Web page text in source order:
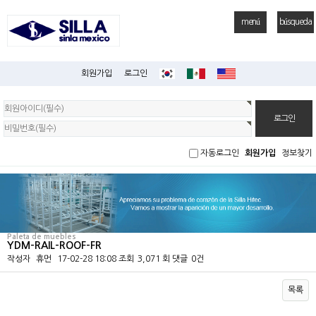
menú búsqueda
회원가입 로그인
회
원
로
그
인
자동로그인
회원가입 정보찾기
Paleta de muebles
YDM-RAIL-ROOF-FR
작성자 휴먼 17-02-28 18:08 조회 3,071 회 댓글 0건
목록